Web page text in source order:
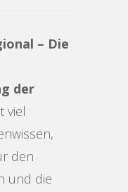
– Die
der
viel
den
und die